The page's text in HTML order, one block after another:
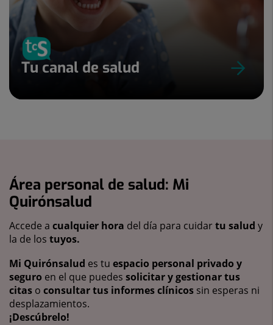
Tu canal de salud
Área personal de salud: Mi
Quirónsalud
Accede a cualquier hora del día para cuidartu salud y
la de los tuyos.
Mi Quirónsalud es tu espacio personal privado y
seguro en el que puedes solicitar y gestionar tus
citas o consultar tus informes clínicos sin esperas ni
desplazamientos.
¡Descúbrelo!